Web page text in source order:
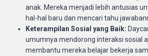
anak. Mereka menjadi lebih antusias
hal-hal baru dan mencari tahu
Keterampilan Sosial yang Baik:
umumnya mendorong interaksi sosial
membantu mereka belajar bekerja